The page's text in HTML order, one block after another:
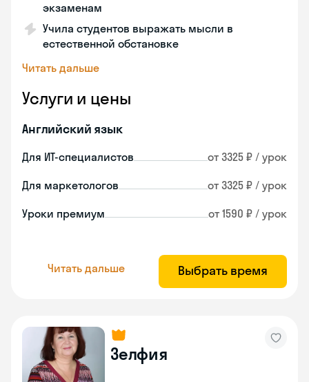
экзаменам
Учила студентов выражать мысли в
естественной обстановке
Читать дальше
Услуги и цены
Английский язык
Для ИТ-специалистов от 3325 ₽ / урок
Для маркетологов от 3325 ₽ / урок
Уроки премиум от 1590 ₽ / урок
Читать дальше Выбрать время
Зелфия